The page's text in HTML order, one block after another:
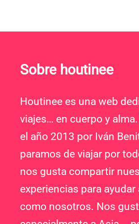
Sobre houtinee
Houtinee es una web
viajes… en cuerpo y
el año 2013 por Iván
paramos de viajar por
nos gusta compartir
experiencias para
como nosotros. Nos